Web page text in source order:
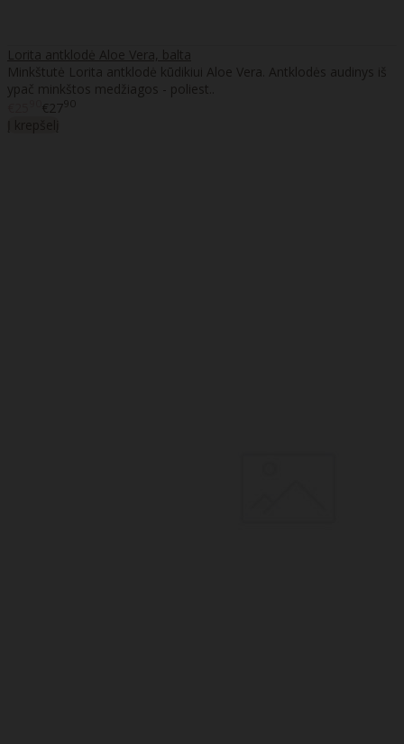
Lorita antklodė Aloe Vera, balta
Minkštutė Lorita antklodė kūdikiui Aloe Vera. Antklodės audinys iš
ypač minkštos medžiagos - poliest..
€2790